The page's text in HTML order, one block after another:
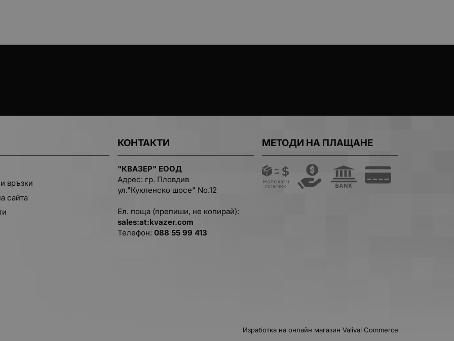
връзки
сайта
КОНТАКТИ
"КВАЗЕР" ЕООД
Адрес: гр. Пловдив
ул."Кукленско шосе" No.12
Ел. поща (препиши, не копирай):
salеs:at:kvazer.cоm
Телефон:088 55 99 413
МЕТОДИ НА ПЛАЩАНЕ
Изработка на онлайн магазин Valival Commerce